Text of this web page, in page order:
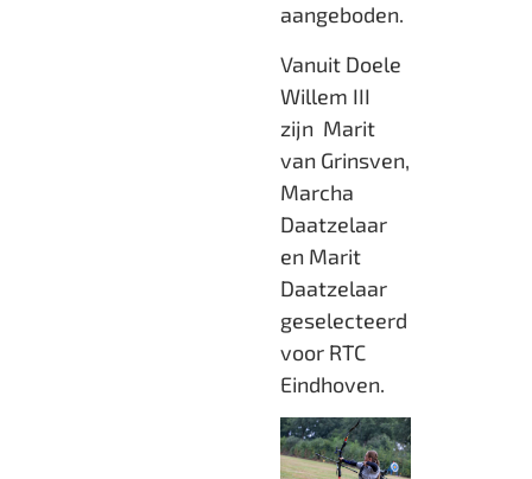
aangeboden.
Vanuit Doele
Willem III
zijn Marit
van Grinsven,
Marcha
Daatzelaar
en Marit
Daatzelaar
geselecteerd
voor RTC
Eindhoven.